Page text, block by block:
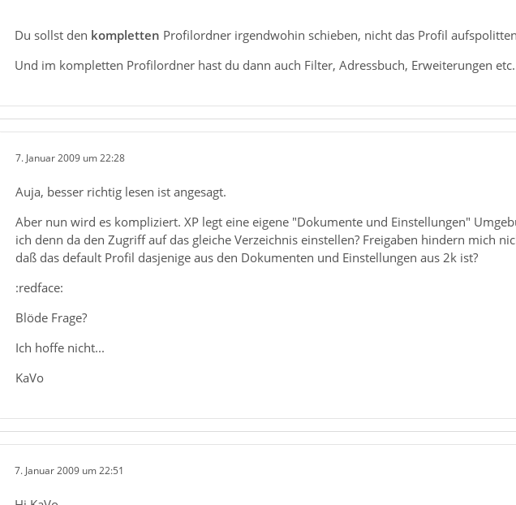
Du sollst den kompletten Profilordner irgendwohin schieben, nicht das Profil
Und im kompletten Profilordner hast du dann auch Filter, Adressbuch, Erweiterungen
7. Januar 2009 um 22:28
Auja, besser richtig lesen ist angesagt.
Aber nun wird es kompliziert. XP legt eine eigene "Dokumente und Einstellungen"
ich denn da den Zugriff auf das gleiche Verzeichnis einstellen? Freigaben hindern mich
daß das default Profil dasjenige aus den Dokumenten und Einstellungen aus 2k ist?
:redface:
Blöde Frage?
Ich hoffe nicht...
KaVo
7. Januar 2009 um 22:51